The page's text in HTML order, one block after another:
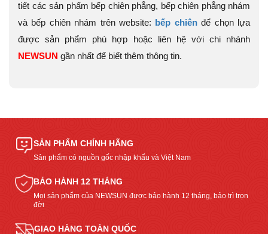
tiết các sản phẩm bếp chiên phẳng, bếp chiên phẳng nhám
và bếp chiên nhám trên website: bếp chiênđể chọn lựa
được sản phẩm phù hợp hoặc liên hệ với chi nhánh
NEWSUN gần nhất để biết thêm thông tin.
SẢN PHẨM CHÍNH HÃNG
Sản phẩm có nguồn gốc nhập khẩu và Việt Nam
BẢO HÀNH 12 THÁNG
Mọi sản phẩm của NEWSUN được bảo hành 12 tháng, bảo trì trọn
đời
GIAO HÀNG TOÀN QUỐC